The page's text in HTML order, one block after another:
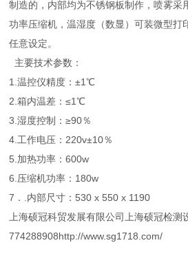
制造的，内部均为不锈钢板制作，喷雾采
功率压缩机，温湿度（数显）可装微型打
任意设定。
主要技术参数：
1.温控仪精度：±1℃
2.箱内温差：≤1℃
3.湿度控制：≥90％
4.工作电压：220v±10％
5.加热功率：600w
6.压缩机功率：180w
7．.内部尺寸：530 x 550 x 1190
上海硕冠科贸发展有限公司上海硕冠检
774288908http://www.sg1718.com/